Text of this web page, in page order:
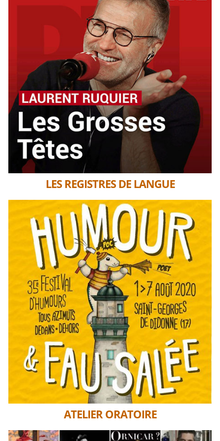
LES REGISTRES DE LANGUE
ATELIER ORATOIRE